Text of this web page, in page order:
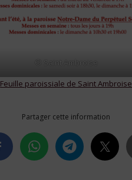
© Saint Ambroise
Feuille paroissiale de Saint Ambroise
Partager cette information